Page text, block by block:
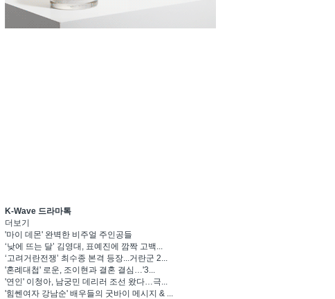
K-Wave 드라마톡
더보기
'마이 데몬' 완벽한 비주얼 주인공들
‘낮에 뜨는 달’ 김영대, 표예진에 깜짝 고백...
‘고려거란전쟁’ 최수종 본격 등장...거란군 2...
'혼례대첩' 로운, 조이현과 결혼 결심…'3...
'연인' 이청아, 남궁민 데리러 조선 왔다…극...
'힘쎈여자 강남순' 배우들의 굿바이 메시지 & ...